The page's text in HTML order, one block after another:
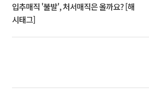
입추매직 '불발', 처서매직은 올까요? [해
시태그]